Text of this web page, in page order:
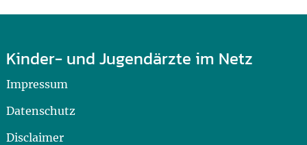
Kinder- und Jugendärzte im Netz
Impressum
Datenschutz
Disclaimer